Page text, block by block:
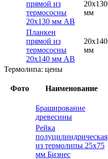
прямой из
термососны
20х130 мм АВ
20x130
мм
Планкен
прямой из
термососны
20х140 мм АВ
20x140
мм
Термолипа: цены
Фото Наименование
Браширование
древесины
Рейка
полуцилиндрическая
из термолипы 25х75
мм Бизнес